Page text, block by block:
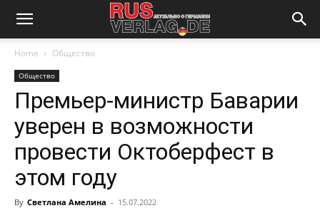
Home Общество
Общество
Премьер-министр Баварии
уверен в возможности
провести Октоберфест в
этом году
By Светлана Амелина - 15.07.2022